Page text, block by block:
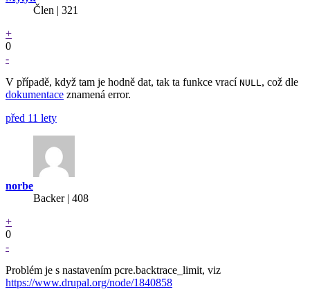
Člen | 321
+
0
-
V případě, když tam je hodně dat, tak ta funkce vrací NULL , což dle
dokumentace znamená error.
před 11 lety
norbe
Backer| 408
+
0
-
Problém je s nastavením pcre.backtrace_limit, viz
https://www.drupal.org/node/1840858